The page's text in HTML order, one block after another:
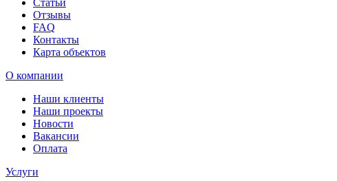
Статьи
Отзывы
FAQ
Контакты
Карта объектов
О компании
Наши клиенты
Наши проекты
Новости
Вакансии
Оплата
Услуги